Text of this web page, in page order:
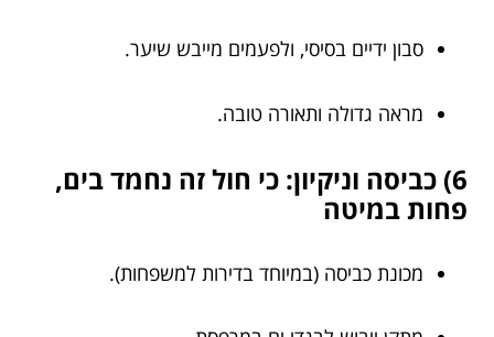
סבון ידיים בסיסי, ולפעמים מייבש שיער.
מראה גדולה ותאורה טובה.
6) כביסה וניקיון: כי חול זה נחמד בים,
פחות במיטה
מכונת כביסה (במיוחד בדירות למשפחות).